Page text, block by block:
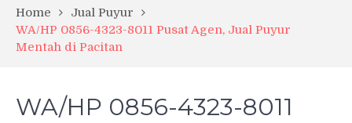
Home
Jual Puyur
WA/HP 0856-4323-8011 Pusat Agen, Jual Puyur
Mentah di Pacitan
WA/HP 0856-4323-8011